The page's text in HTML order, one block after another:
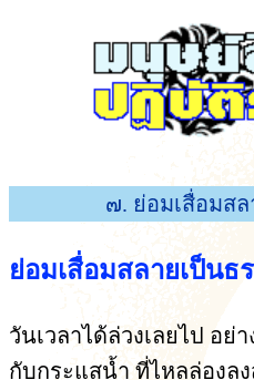
๗. ย่อมเสื่อมส
ย่อมเสื่อมสลายเป็นธ
วันเวลาได้ล่วงเลยไป อย่
กับกระแสน้ำ ที่ไหลล่องล